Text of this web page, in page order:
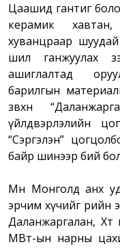
Цаашид гантиг
керамик
хуванцраар
шил ганжуулах
ашиглалтад
барилгын
зөвхөн
үйлдвэрлэлийн
“Сэргэлэн”
байр шинээр бий
Мөн Монголд анх
эрчим хүчийг
Даланжаргалан,
МВт-ын нарны